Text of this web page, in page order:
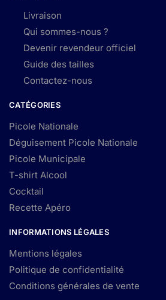
Livraison
Qui sommes-nous ?
Devenir revendeur officiel
Guide des tailles
Contactez-nous
CATÉGORIES
Picole Nationale
Déguisement Picole Nationale
Picole Municipale
T-shirt Alcool
Cocktail
Recette Apéro
INFORMATIONS LÉGALES
Mentions légales
Politique de confidentialité
Conditions générales de vente